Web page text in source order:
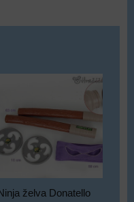
želva Donatello